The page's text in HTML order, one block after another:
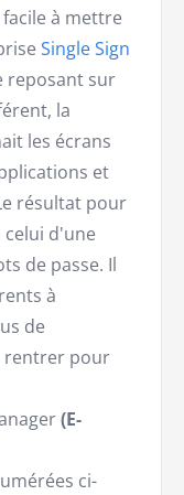
à mettre
Single Sign
reposant sur
la
les écrans
et
résultat pour
d'une
de passe. Il
à
de
rentrer pour
(E-
ci-